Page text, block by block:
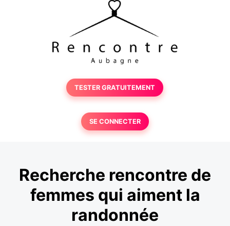
TESTER GRATUITEMENT
SE CONNECTER
Recherche rencontre de
femmes qui aiment la
randonnée